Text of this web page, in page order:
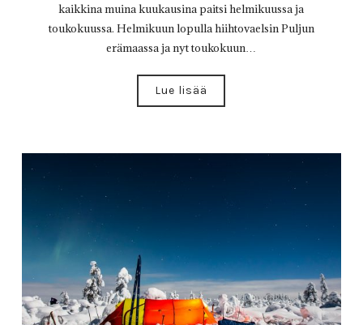
kaikkina muina kuukausina paitsi helmikuussa ja
toukokuussa. Helmikuun lopulla hiihtovaelsin Puljun
erämaassa ja nyt toukokuun…
Lue lisää